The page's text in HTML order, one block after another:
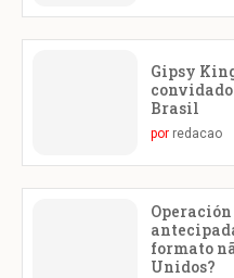
Gipsy
Brasil
por redacao
formato
Unidos?